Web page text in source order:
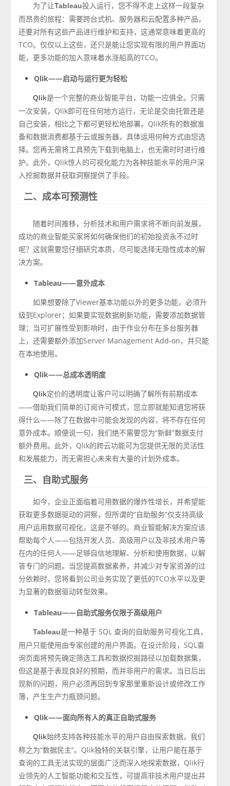
为了让Tableau投入运行，您不得不走上这样一段复杂
而昂贵的旅程：需要跨台式机、服务器和云配置多种产品，
还要对所有这些产品进行维护和支持，这通常意味着更高的
TCO。仅仅以上这些，还只是能让您实现有限的用户界面功
能，更多功能的加入意味着水涨船高的TCO。
Qlik——启动与运行更为轻松
Qlik是一个完整的商业智能平台，功能一应俱全。只需
一次安装，Qlik即可在任何地方运行，无论是交由托管还是
自己安装，相比之下都可更轻松地部署。Qlik所有的数据准
备和数据消费都基于云或服务器，具体运用何种方式由您选
择。您再无需将工具预先下载到电脑上，也无需时时进行维
护。此外，Qlik惊人的可视化能力为各种技能水平的用户深
入挖掘数据并获取洞察提供了手段。
二、成本可预测性
随着时间推移，分析技术和用户需求将不断向前发展，
成功的商业智能买家将如何确保他们的初始投资永不过时
呢？这就需要您仔细研究本质，尽可能选择无隐性成本的解
决方案。
Tableau——意外成本
如果想要除了Viewer基本功能以外的更多功能，必须升
级到Explorer；如果要实现数据刷新功能，需要添加数据管
理；当可扩展性受到影响时，由于作业分布在多台服务器
上，还需要额外添加Server Management Add-on，并只能
在本地使用。
Qlik——总成本透明度
Qlik定价的透明度让客户可以明确了解所有前期成本
——借助我们简单的订阅许可模式，您立即就能知道您将获
得什么——除了在数据中可能会发现的内容，将不存在任何
意外成本。顺便说一句，我们绝不需要您为“新鲜”数据支付
额外费用。此外，Qlik的跨云功能可为您提供无限的灵活性
和发展能力，而无需担心未来有大量的计划外成本。
三、自助式服务
如今，企业正面临着可用数据的爆炸性增长，并希望能
获取更多数据驱动的洞察，但所谓的“自助服务”仅支持高级
用户运用数据可视化，这是不够的。商业智能解决方案应该
帮助每个人——包括开发人员、高级用户以及非技术用户等
在内的任何人——足够自信地理解、分析和使用数据，以解
答专门的问题。当您提高数据素养，并减少对专家资源的过
分依赖时，您将看到公司业务实现了更低的TCO水平以及更
为显著的数据驱动转型效果。
Tableau——自助式服务仅限于高级用户
Tableau是一种基于 SQL 查询的自助服务可视化工具，
用户只能使用由专家创建的用户界面。在设计阶段，SQL查
询页面将预先确定筛选工具和数据挖掘路径以加载数据集，
但这是基于表现良好的预期，而并非用户的需求。当日后出
现新的问题，用户必须再回到专家那里重新设计或修改工作
簿，产生生产力瓶颈问题。
Qlik——面向所有人的真正自助式服务
Qlik始终支持各种技能水平的用户自由探索数据，我们
称之为“数据民主”。Qlik独特的关联引擎，让用户能在基于
查询的工具无法实现的层面广泛而深入地探索数据，Qlik行
业领先的人工智能功能和交互性，可提高非技术用户提出并